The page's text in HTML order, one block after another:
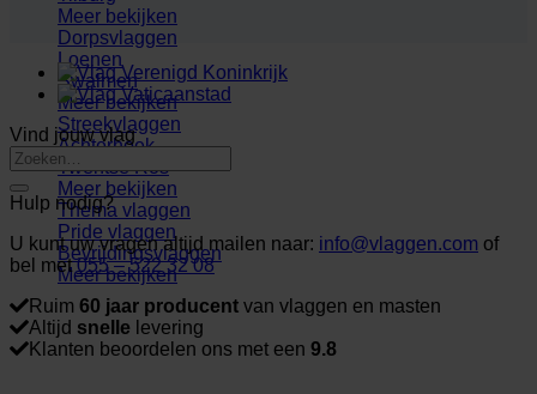
Meer bekijken
Dorpsvlaggen
Loenen
Swalmen
Meer bekijken
Streekvlaggen
Achterhoek
Twentse Ros
Meer bekijken
Thema vlaggen
Pride vlaggen
Bevrijdingsvlaggen
Meer bekijken
Vind jouw vlag
Hulp nodig?
U kunt uw vragen altijd mailen naar: info@vlaggen.com of
bel met055 – 522 32 08
Ruim 60 jaar producent van vlaggen en masten
Altijd snelle levering
Klanten beoordelen ons met een 9.8